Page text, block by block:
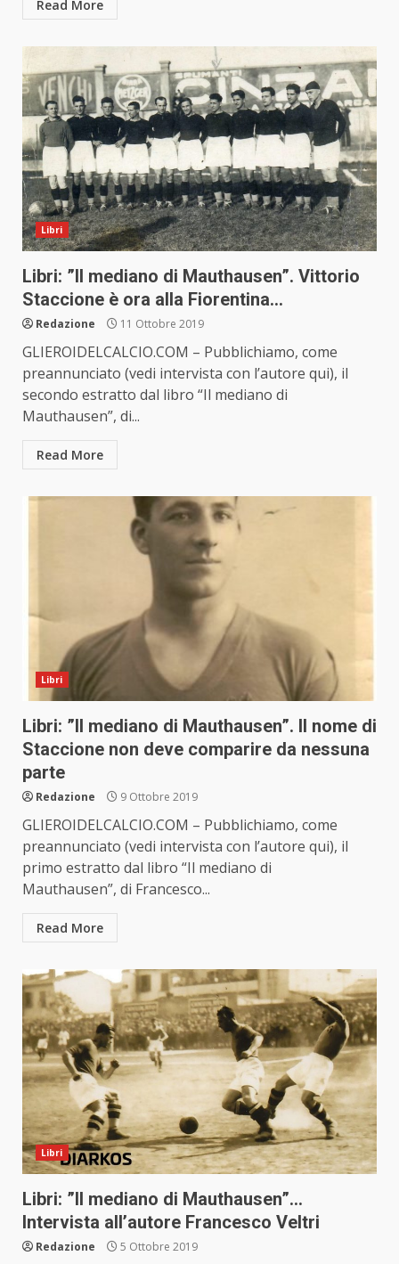
Read More
Libri
Libri: ”Il mediano di Mauthausen”. Vittorio
Staccione è ora alla Fiorentina…
Redazione 11 Ottobre 2019
GLIEROIDELCALCIO.COM – Pubblichiamo, come
preannunciato (vedi intervista con l’autore qui), il
secondo estratto dal libro “Il mediano di
Mauthausen”, di...
Read More
Libri
Libri: ”Il mediano di Mauthausen”. Il nome di
Staccione non deve comparire da nessuna
parte
Redazione 9 Ottobre 2019
GLIEROIDELCALCIO.COM – Pubblichiamo, come
preannunciato (vedi intervista con l’autore qui), il
primo estratto dal libro “Il mediano di
Mauthausen”, di Francesco...
Read More
Libri
Libri: ”Il mediano di Mauthausen”…
Intervista all’autore Francesco Veltri
Redazione 5 Ottobre 2019